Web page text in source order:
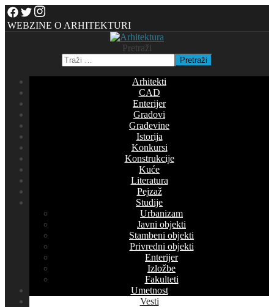
WEBZINE O ARHITEKTURI
Pretraži
Pretraži
Arhitekti
CAD
Enterijer
Gradovi
Građevine
Istorija
Konkursi
Konstrukcije
Kuće
Literatura
Pejzaž
Studije
Urbanizam
Javni objekti
Stambeni objekti
Privredni objekti
Enterijer
Izložbe
Fakulteti
Umetnost
Vesti